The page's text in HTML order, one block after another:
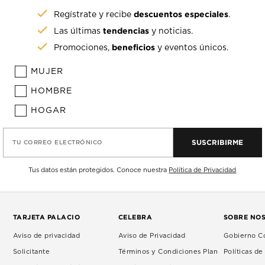
Regístrate y recibedescuentos especiales.
Las últimastendencias y noticias.
Promociones, beneficios y eventos únicos.
MUJER
HOMBRE
HOGAR
TU CORREO ELECTRÓNICO SUSCRIBIRME
Tus datos están protegidos. Conoce nuestra Política de Privacidad
TARJETA PALACIO
Aviso de privacidad
Solicitante
CELEBRA
Aviso de Privacidad
Términos y Condiciones Plan
SOBRE
Gobierno
Políticas